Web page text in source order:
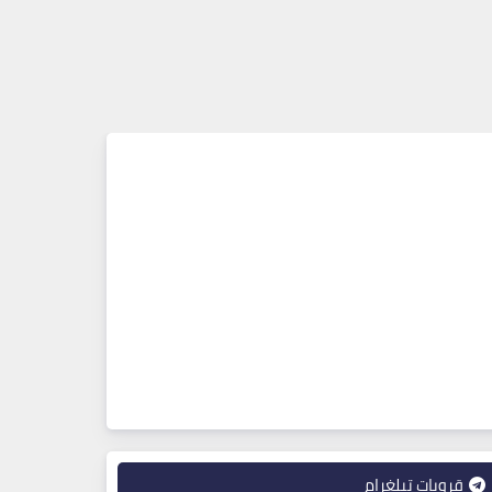
قروبات تيلغرام